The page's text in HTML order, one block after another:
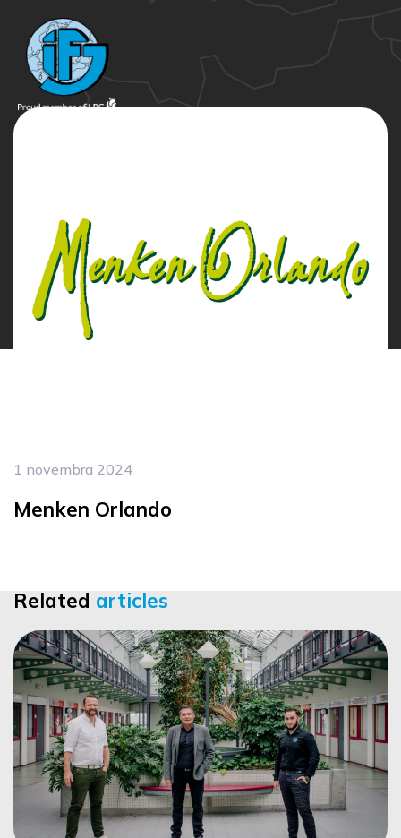
1 novembra 2024
Menken Orlando
Related articles